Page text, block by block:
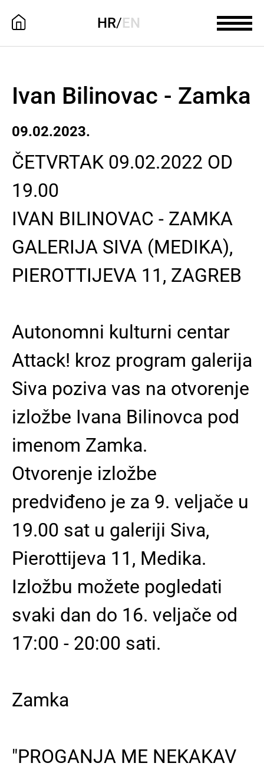
HR/EN
Ivan Bilinovac - Zamka
09.02.2023.
ČETVRTAK 09.02.2022 OD
19.00
IVAN BILINOVAC - ZAMKA
GALERIJA SIVA (MEDIKA),
PIEROTTIJEVA 11, ZAGREB
Autonomni kulturni centar
Attack! kroz program galerija
Siva poziva vas na otvorenje
izložbe Ivana Bilinovca pod
imenom Zamka.
Otvorenje izložbe
predviđeno je za 9. veljače u
19.00 sat u galeriji Siva,
Pierottijeva 11, Medika.
Izložbu možete pogledati
svaki dan do 16. veljače od
17:00 - 20:00 sati.
Zamka
"PROGANJA ME NEKAKAV